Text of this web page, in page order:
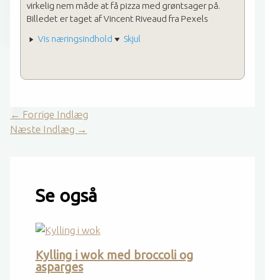
virkelig nem måde at få pizza med grøntsager på.
Billedet er taget af Vincent Riveaud fra Pexels
Vis næringsindhold
Skjul
← Forrige Indlæg
Næste Indlæg →
Se også
Kylling i wok med broccoli og
asparges